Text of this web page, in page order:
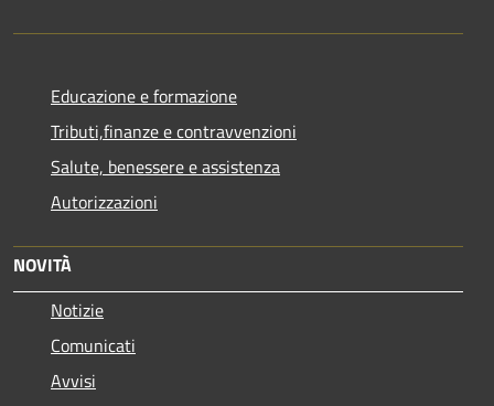
Educazione e formazione
Tributi,finanze e contravvenzioni
Salute, benessere e assistenza
Autorizzazioni
NOVITÀ
Notizie
Comunicati
Avvisi